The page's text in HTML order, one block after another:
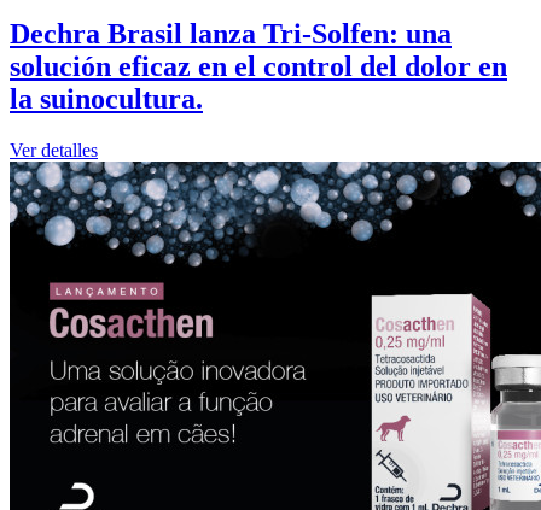
Dechra Brasil lanza Tri-Solfen: una
solución eficaz en el control del dolor en
la suinocultura.
Ver detalles